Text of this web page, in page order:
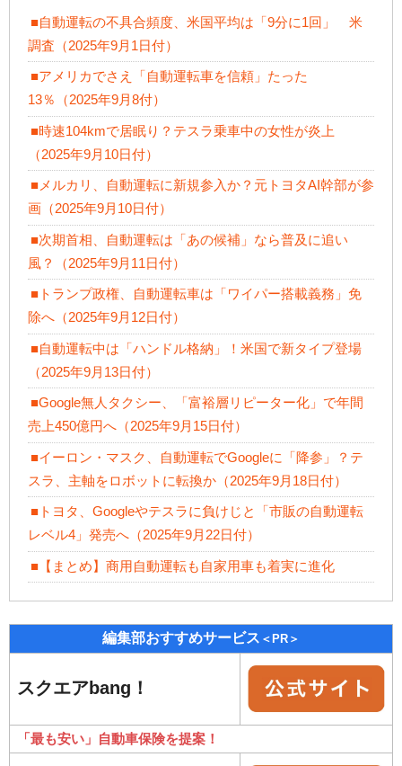
■自動運転の不具合頻度、米国平均は「9分に1回」 米
調査（2025年9月1日付）
■アメリカでさえ「自動運転車を信頼」たった
13％（2025年9月8付）
■時速104kmで居眠り？テスラ乗車中の女性が炎上
（2025年9月10日付）
■メルカリ、自動運転に新規参入か？元トヨタAI幹部が参
画（2025年9月10日付）
■次期首相、自動運転は「あの候補」なら普及に追い
風？（2025年9月11日付）
■トランプ政権、自動運転車は「ワイパー搭載義務」免
除へ（2025年9月12日付）
■自動運転中は「ハンドル格納」！米国で新タイプ登場
（2025年9月13日付）
■Google無人タクシー、「富裕層リピーター化」で年間
売上450億円へ（2025年9月15日付）
■イーロン・マスク、自動運転でGoogleに「降参」？テ
スラ、主軸をロボットに転換か（2025年9月18日付）
■トヨタ、Googleやテスラに負けじと「市販の自動運転
レベル4」発売へ（2025年9月22日付）
■【まとめ】商用自動運転も自家用車も着実に進化
編集部おすすめサービス ＜PR＞
スクエアbang！
「最も安い」自動車保険を提案！